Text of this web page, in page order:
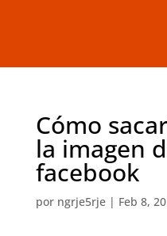
Cómo
la imagen
facebook
por ngrje5rje| Feb 8,